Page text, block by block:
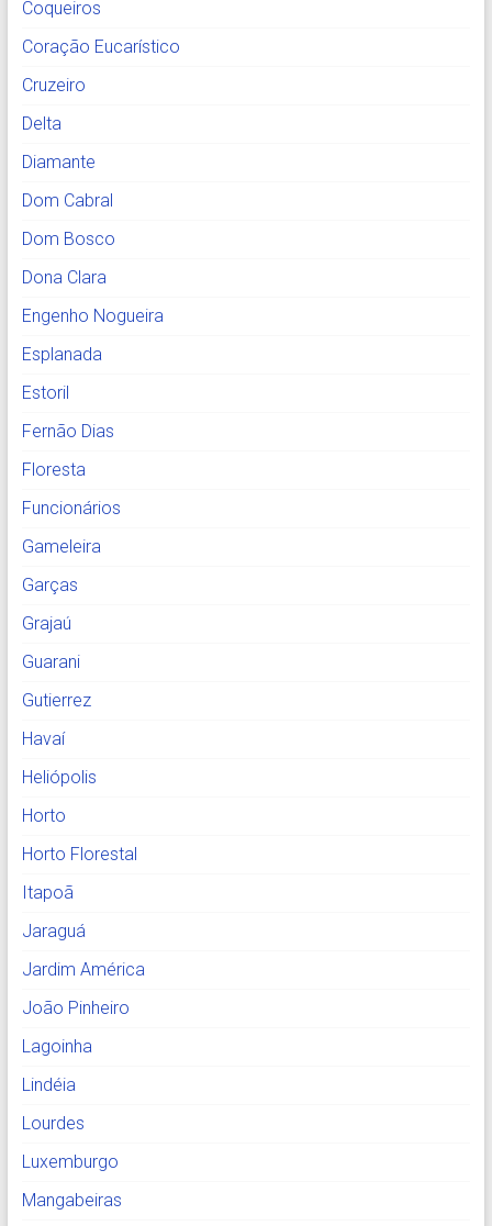
Coqueiros
Coração Eucarístico
Cruzeiro
Delta
Diamante
Dom Cabral
Dom Bosco
Dona Clara
Engenho Nogueira
Esplanada
Estoril
Fernão Dias
Floresta
Funcionários
Gameleira
Garças
Grajaú
Guarani
Gutierrez
Havaí
Heliópolis
Horto
Horto Florestal
Itapoã
Jaraguá
Jardim América
João Pinheiro
Lagoinha
Lindéia
Lourdes
Luxemburgo
Mangabeiras